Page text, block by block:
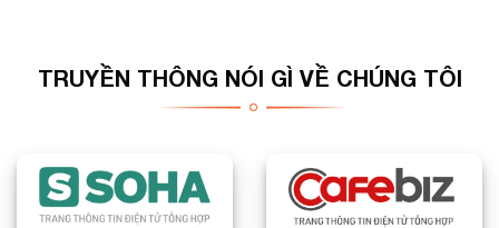
TRUYỀN THÔNG NÓI GÌ VỀ CHÚNG TÔI